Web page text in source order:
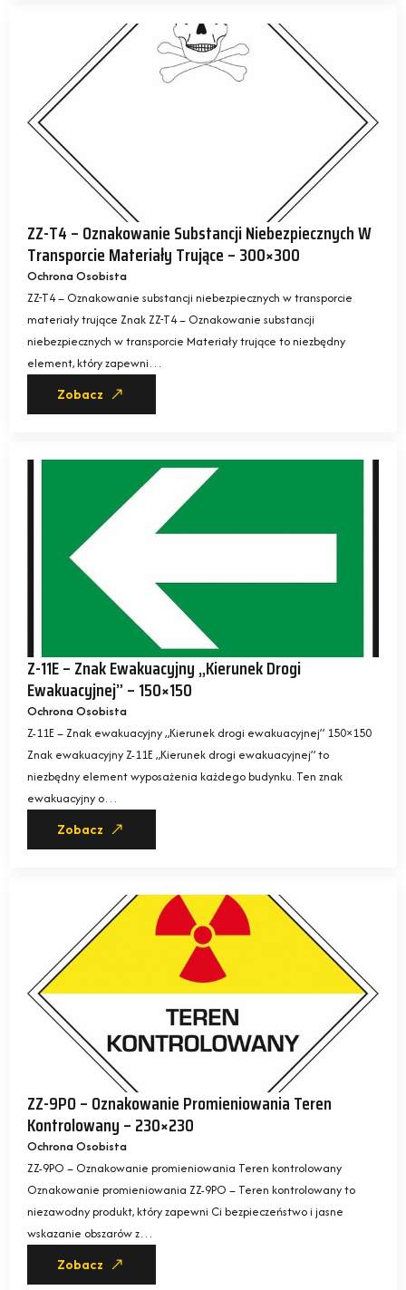
ZZ-T4 – Oznakowanie Substancji Niebezpiecznych W
Transporcie Materiały Trujące – 300×300
Ochrona Osobista
ZZ-T4 – Oznakowanie substancji niebezpiecznych w transporcie
materiały trujące Znak ZZ-T4 – Oznakowanie substancji
niebezpiecznych w transporcie Materiały trujące to niezbędny
element, który zapewni…
Zobacz
Z-11E – Znak Ewakuacyjny „Kierunek Drogi
Ewakuacyjnej” – 150×150
Ochrona Osobista
Z-11E – Znak ewakuacyjny „Kierunek drogi ewakuacyjnej” 150×150
Znak ewakuacyjny Z-11E „Kierunek drogi ewakuacyjnej” to
niezbędny element wyposażenia każdego budynku. Ten znak
ewakuacyjny o…
Zobacz
ZZ-9PO – Oznakowanie Promieniowania Teren
Kontrolowany – 230×230
Ochrona Osobista
ZZ-9PO – Oznakowanie promieniowania Teren kontrolowany
Oznakowanie promieniowania ZZ-9PO – Teren kontrolowany to
niezawodny produkt, który zapewni Ci bezpieczeństwo i jasne
wskazanie obszarów z…
Zobacz